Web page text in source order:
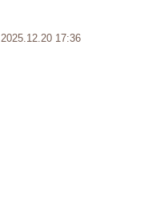
2025.12.20 17:36